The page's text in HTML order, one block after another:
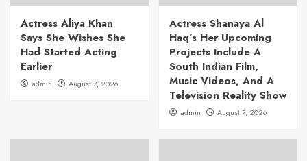
Actress Aliya Khan
Says She Wishes She
Had Started Acting
Earlier
admin August 7, 2026
Actress Shanaya Al
Haq’s Her Upcoming
Projects Include A
South Indian Film,
Music Videos, And A
Television Reality Show
admin August 7, 2026